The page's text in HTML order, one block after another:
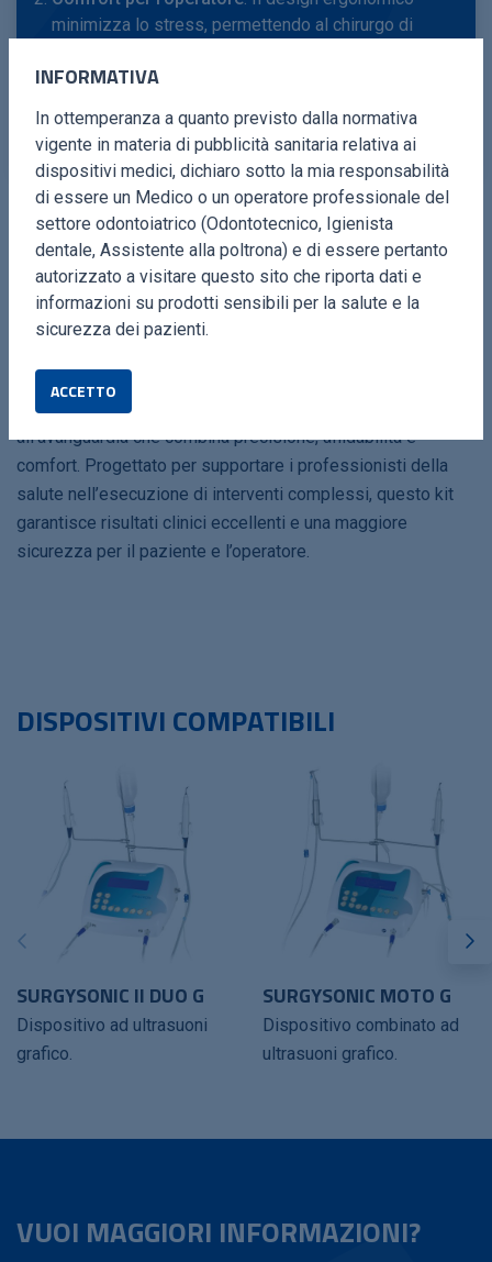
minimizza lo stress, permettendo al chirurgo di
e migliora il recupero postchirurgico.
LA SOLUZIONE IDEALE PER
PROCEDURE COMPLESSE DI
FORATURA OSSEA
Con il Kit Foratura Ossea, Esacrom ore una soluzione
all’avanguardia che combina precisione, affidabilità e
comfort. Progettato per supportare i professionisti della
salute nell’esecuzione di interventi complessi, questo kit
garantisce risultati clinici eccellenti e una maggiore
sicurezza per il paziente e l’operatore.
DISPOSITIVI COMPATIBILI
SURGYSONIC II DUO G
Dispositivo ad ultrasuoni
grafico.
SURGYSONIC MOTO G
Dispositivo combinato ad
ultrasuoni grafico.
VUOI MAGGIORI INFORMAZIONI?
INFORMATIVA
In ottemperanza a quanto previsto dalla normativa
vigente in materia di pubblicità sanitaria relativa ai
dispositivi medici, dichiaro sotto la mia responsabilità
di essere un Medico o un operatore professionale del
settore odontoiatrico (Odontotecnico, Igienista
dentale, Assistente alla poltrona) e di essere pertanto
autorizzato a visitare questo sito che riporta dati e
informazioni su prodotti sensibili per la salute e la
sicurezza dei pazienti.
ACCETTO